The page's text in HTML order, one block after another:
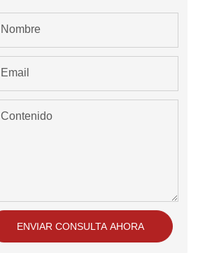
Nombre
Email
Contenido
ENVIAR CONSULTA AHORA